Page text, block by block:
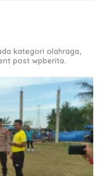
kategori olahraga,
post wpberita.